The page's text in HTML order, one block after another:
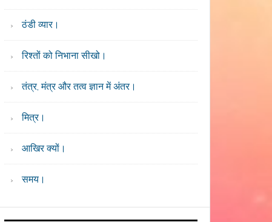
ठंडी व्यार।
रिश्तों को निभाना सीखो।
तंत्र, मंत्र और तत्व ज्ञान में अंतर।
मित्र।
आखिर क्यों।
समय।